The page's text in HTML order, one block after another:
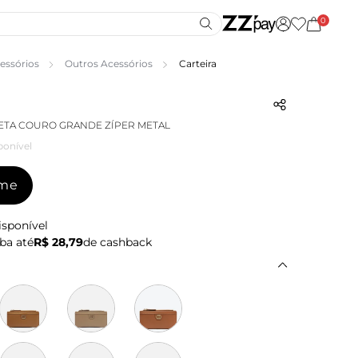
0
Outros Acessórios Carteira
COURO GRANDE ZÍPER METAL
atéR$ 28,79de cashback